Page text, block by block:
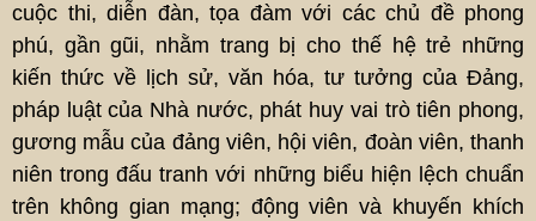
cuộc thi, diễn đàn, tọa đàm với các chủ đề phong
phú, gần gũi, nhằm trang bị cho thế hệ trẻ những
kiến thức về lịch sử, văn hóa, tư tưởng của Đảng,
pháp luật của Nhà nước, phát huy vai trò tiên phong,
gương mẫu của đảng viên, hội viên, đoàn viên, thanh
niên trong đấu tranh với những biểu hiện lệch chuẩn
trên không gian mạng; động viên và khuyến khích